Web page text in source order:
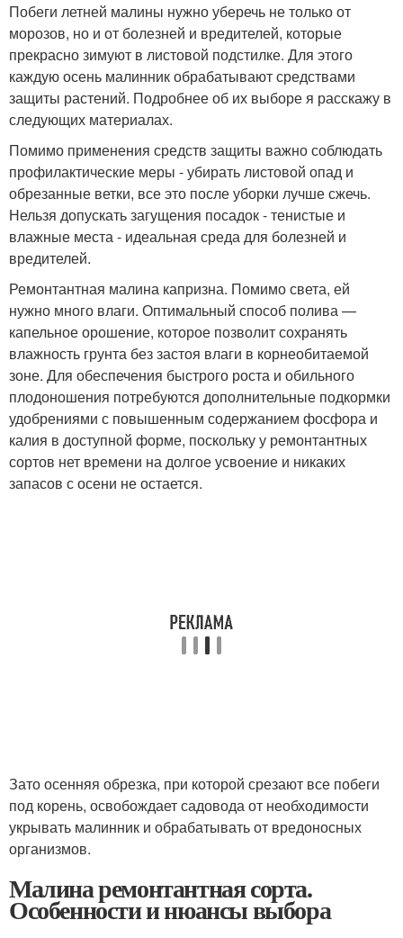
Побеги летней малины нужно уберечь не только от
морозов, но и от болезней и вредителей, которые
прекрасно зимуют в листовой подстилке. Для этого
каждую осень малинник обрабатывают средствами
защиты растений. Подробнее об их выборе я расскажу в
следующих материалах.
Помимо применения средств защиты важно соблюдать
профилактические меры - убирать листовой опад и
обрезанные ветки, все это после уборки лучше сжечь.
Нельзя допускать загущения посадок - тенистые и
влажные места - идеальная среда для болезней и
вредителей.
Ремонтантная малина капризна. Помимо света, ей
нужно много влаги. Оптимальный способ полива —
капельное орошение, которое позволит сохранять
влажность грунта без застоя влаги в корнеобитаемой
зоне. Для обеспечения быстрого роста и обильного
плодоношения потребуются дополнительные подкормки
удобрениями с повышенным содержанием фосфора и
калия в доступной форме, поскольку у ремонтантных
сортов нет времени на долгое усвоение и никаких
запасов с осени не остается.
Зато осенняя обрезка, при которой срезают все побеги
под корень, освобождает садовода от необходимости
укрывать малинник и обрабатывать от вредоносных
организмов.
Малина ремонтантная сорта.
Особенности и нюансы выбора